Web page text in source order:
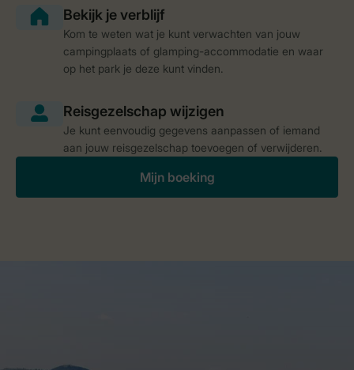
Kom te weten wat je kunt verwachten van jouw
campingplaats of glamping-accommodatie en waar
op het park je deze kunt vinden.
Je kunt eenvoudig gegevens aanpassen of iemand
aan jouw reisgezelschap toevoegen of verwijderen.
Mijn boeking